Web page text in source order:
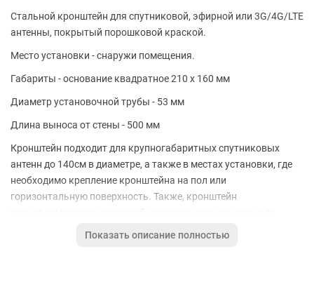
Стальной кронштейн для спутниковой, эфирной или 3G/4G/LTE
антенны, покрытый порошковой краской.
Место установки - снаружи помещения.
Габариты - основание квадратное 210 x 160 мм
Диаметр установочной трубы - 53 мм
Длина выноса от стены - 500 мм
Кронштейн подходит для крупногабаритных спутниковых
антенн до 140см в диаметре, а также в местах установки, где
необходимо крепление кронштейна на пол или
горизонтальную поверхность. Также, кронштейн
вертикальную поверхность.
Показать описание полностью